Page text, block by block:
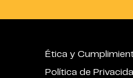
Ética y
Política de